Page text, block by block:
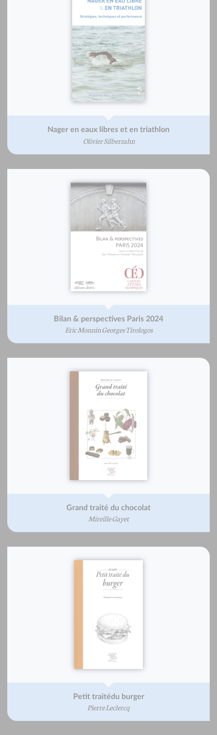
Nager en eaux libres et en triathlon
Olivier Silberzahn
Bilan & perspectives Paris 2024
Eric Monnin Georges Tirologos
Grand traité du chocolat
Mireille Gayet
Petit traitédu burger
Pierre Leclercq